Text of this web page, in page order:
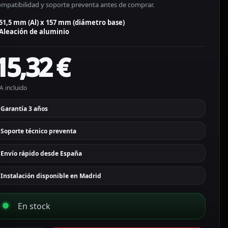
y soporte preventa antes de comprar.
mm (Al) x 157 mm (diámetro base)
de aluminio
€
incluido
Garantía 3 años
Soporte técnico preventa
Envío rápido desde España
Instalación disponible en Madrid
En stock